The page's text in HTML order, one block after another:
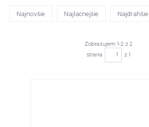
Najnovšie Najlacnejšie Najdrahšie
Zobrazujem 1-2 z 2
strana
z 1